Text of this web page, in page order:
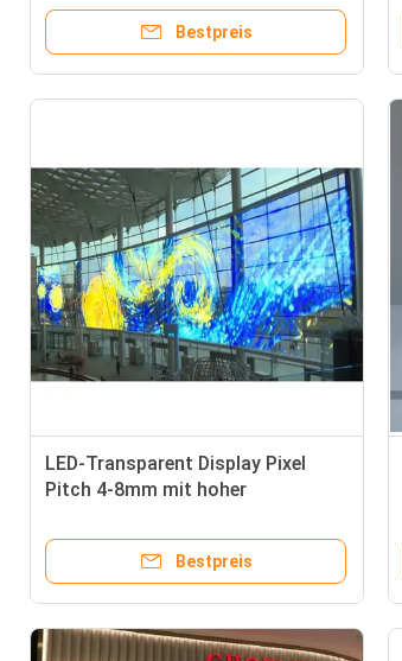
Einkaufszentrum fest oder heben
Bestpreis
LED-Transparent Display Pixel
Pitch 4-8mm mit hoher
Materialien für eine verbesserte
Sichtbarkeit
Bestpreis